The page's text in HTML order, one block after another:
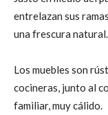
entrelazan sus
una frescura natural.
Los muebles son
cocineras, junto al
familiar, muy cálido.